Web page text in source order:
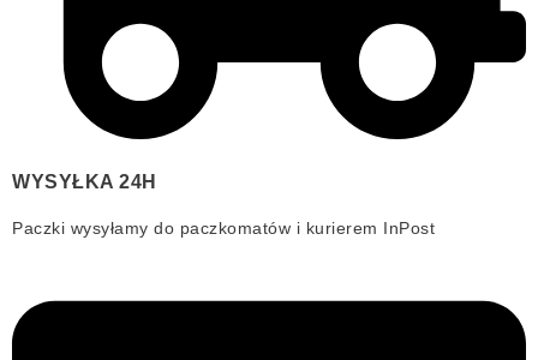
WYSYŁKA 24H
Paczki wysyłamy do paczkomatów i kurierem InPost